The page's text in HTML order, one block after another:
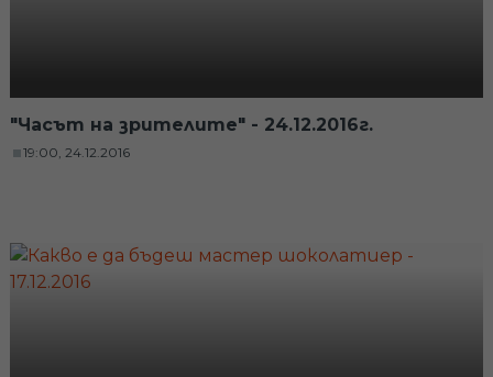
"Часът на зрителите" - 24.12.2016г.
19:00, 24.12.2016